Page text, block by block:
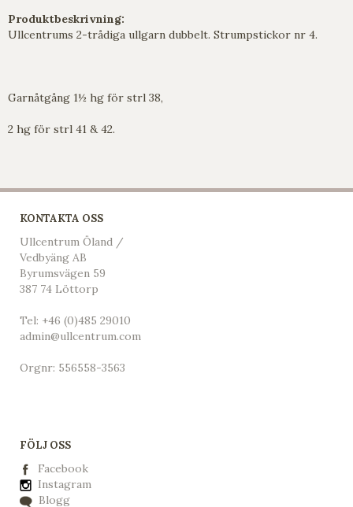
Produktbeskrivning:
Ullcentrums 2-trådiga ullgarn dubbelt. Strumpstickor nr 4.
Garnåtgång 1½ hg för strl 38,
2 hg för strl 41 & 42.
KONTAKTA OSS
Ullcentrum Öland /
Vedbyäng AB
Byrumsvägen 59
387 74 Löttorp
Tel: +46 (0)485 29010
admin@ullcentrum.com
Orgnr: 556558-3563
FÖLJ OSS
Facebook
Instagram
Blogg